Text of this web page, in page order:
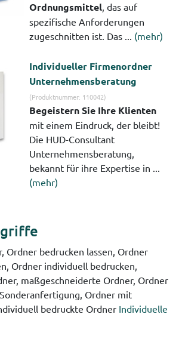
Ordnungsmittel, das auf
spezifische Anforderungen
zugeschnitten ist. Das ... (mehr)
Individueller Firmenordner
Unternehmensberatung
(Produktnummer: 110042)
Begeistern Sie Ihre Klienten
mit einem Eindruck, der bleibt!
Die HUD-Consultant
Unternehmensberatung,
bekannt für ihre Expertise in ...
(mehr)
Ordner bedrucken lassen, Ordner
Ordner individuell bedrucken,
maßgeschneiderte Ordner, Ordner
Ordner mit
bedruckte Ordner Individuelle